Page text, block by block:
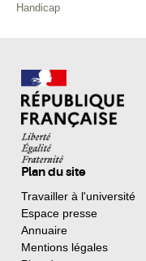
Handicap
Plan du site
Travailler à l'université
Espace presse
Annuaire
Mentions légales